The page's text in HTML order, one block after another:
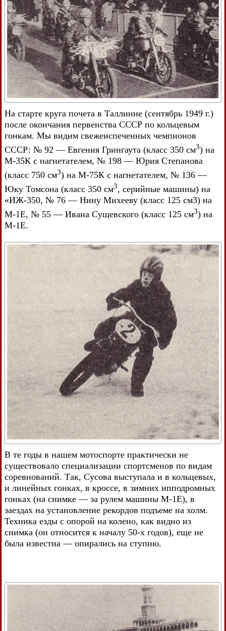
На старте круга почета в Таллинне (сентябрь 1949 г.)
после окончания первенства СССР по кольцевым
гонкам. Мы видим свежеиспеченных чемпионов
СССР: № 92 — Евгения Грингаута (класс 350 см3) на
М-35К с нагнетателем, № 198 — Юрия Степанова
(класс 750 см3) на М-75К с нагнетателем, № 136 —
Юку Томсона (класс 350 см3, серийные машины) на
«ИЖ-350, № 76 — Нину Михееву (класс 125 см3) на
М-1Е, № 55 — Ивана Сущевского (класс 125 см3) на
М-1Е.
В те годы в нашем мотоспорте практически не
существовало специализации спортсменов по видам
соревнований. Так, Сусова выступала и в кольцевых,
и линейных гонках, в кроссе, в зимних ипподромных
гонках (на снимке — за рулем машины М-1Е), в
заездах на установление рекордов подъеме на холм.
Техника езды с опорой на колено, как видно из
снимка (он относится к началу 50-х годов), еще не
была известна — опирались на ступню.